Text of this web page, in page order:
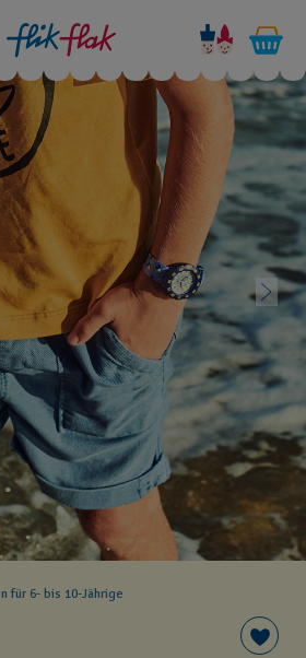
für 6- bis 10-Jährige